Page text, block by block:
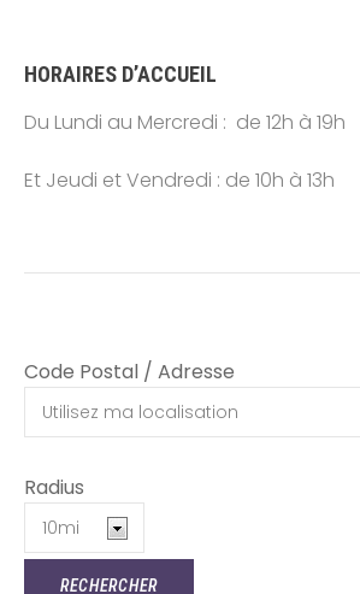
HORAIRES D’ACCUEIL
Du Lundi au Mercredi : de 12h à 19h
Et Jeudi et Vendredi : de 10h à 13h
Code Postal / Adresse
Radius